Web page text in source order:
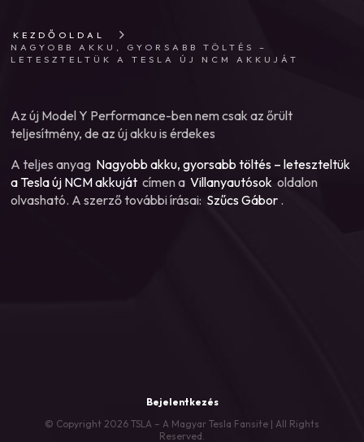
KEZDŐOLDAL
NAGYOBB AKKU, GYORSABB TÖLTÉS –
LETESZTELTÜK A TESLA ÚJ NCM AKKUJÁT
Az új Model Y Performance-ben nem csak az őrült
teljesítmény, de az új akku is érdekes
A teljes anyag Nagyobb akku, gyorsabb töltés – leteszteltük
a Tesla új NCM akkuját címen a Villanyautósok oldalon
olvasható. A szerző további írásai: Szűcs Gábor .
Bejelentkezés
© Copyright 2026 TSLA – A Magyar Tesla Fansite | All Rights
Reserved.